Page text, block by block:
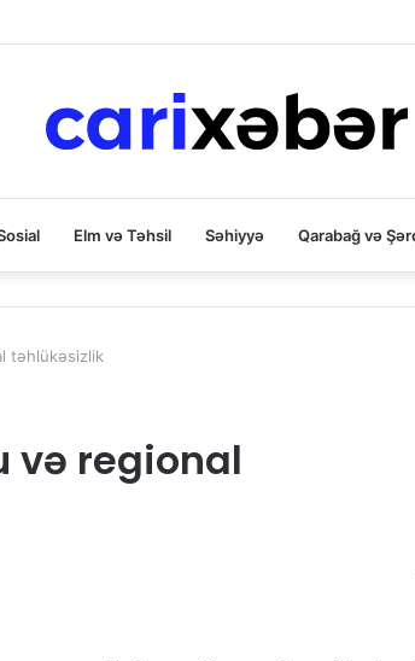
Elm və Təhsil Səhiyyə Qarabağ və
təhlükəsizlik
və regional